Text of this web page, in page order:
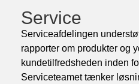
Service
Serviceafdelingen
rapporter om produkter og
kundetilfredsheden inden
Serviceteamet tænker